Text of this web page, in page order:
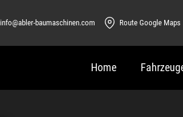
info@abler-baumaschinen.com Route Google Maps
Home